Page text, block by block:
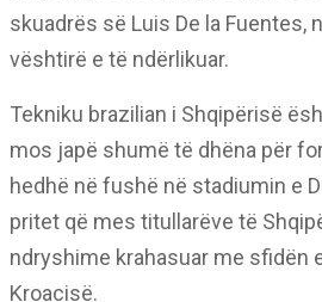
skuadrës së Luis De la Fuentes,
vështirë e të ndërlikuar.
Tekniku brazilian i Shqipërisë
mos japë shumë të dhëna për
hedhë në fushë në stadiumin e
pritet që mes titullarëve të
ndryshime krahasuar me sfidën
Kroacisë.